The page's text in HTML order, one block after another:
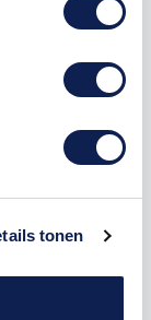
tonen
18,00